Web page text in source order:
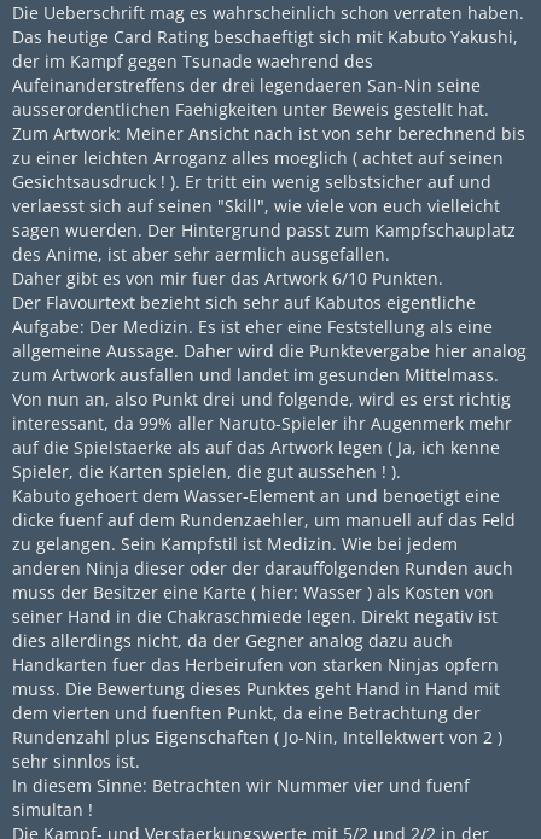
Die Ueberschrift mag es wahrscheinlich schon verraten haben.
Das heutige Card Rating beschaeftigt sich mit Kabuto Yakushi,
der im Kampf gegen Tsunade waehrend des
Aufeinanderstreffens der drei legendaeren San-Nin seine
ausserordentlichen Faehigkeiten unter Beweis gestellt hat.
Zum Artwork: Meiner Ansicht nach ist von sehr berechnend bis
zu einer leichten Arroganz alles moeglich ( achtet auf seinen
Gesichtsausdruck ! ). Er tritt ein wenig selbstsicher auf und
verlaesst sich auf seinen "Skill", wie viele von euch vielleicht
sagen wuerden. Der Hintergrund passt zum Kampfschauplatz
des Anime, ist aber sehr aermlich ausgefallen.
Daher gibt es von mir fuer das Artwork 6/10 Punkten.
Der Flavourtext bezieht sich sehr auf Kabutos eigentliche
Aufgabe: Der Medizin. Es ist eher eine Feststellung als eine
allgemeine Aussage. Daher wird die Punktevergabe hier analog
zum Artwork ausfallen und landet im gesunden Mittelmass.
Von nun an, also Punkt drei und folgende, wird es erst richtig
interessant, da 99% aller Naruto-Spieler ihr Augenmerk mehr
auf die Spielstaerke als auf das Artwork legen ( Ja, ich kenne
Spieler, die Karten spielen, die gut aussehen ! ).
Kabuto gehoert dem Wasser-Element an und benoetigt eine
dicke fuenf auf dem Rundenzaehler, um manuell auf das Feld
zu gelangen. Sein Kampfstil ist Medizin. Wie bei jedem
anderen Ninja dieser oder der darauffolgenden Runden auch
muss der Besitzer eine Karte ( hier: Wasser ) als Kosten von
seiner Hand in die Chakraschmiede legen. Direkt negativ ist
dies allerdings nicht, da der Gegner analog dazu auch
Handkarten fuer das Herbeirufen von starken Ninjas opfern
muss. Die Bewertung dieses Punktes geht Hand in Hand mit
dem vierten und fuenften Punkt, da eine Betrachtung der
Rundenzahl plus Eigenschaften ( Jo-Nin, Intellektwert von 2 )
sehr sinnlos ist.
In diesem Sinne: Betrachten wir Nummer vier und fuenf
simultan !
Die Kampf- und Verstaerkungswerte mit 5/2 und 2/2 in der